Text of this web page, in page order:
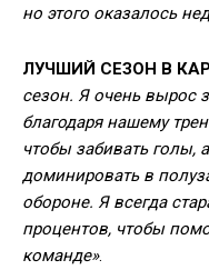
но этого оказалось
ЛУЧШИЙ СЕЗОН В
сезон. Я очень вырос
благодаря нашему
чтобы забивать голы,
доминировать в
обороне. Я всегда
процентов, чтобы
команде».